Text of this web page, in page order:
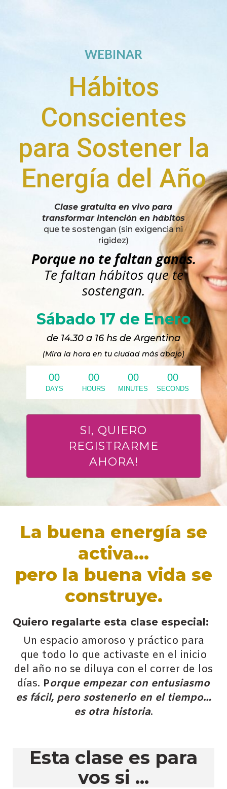
WEBINAR
Hábitos
Conscientes
para Sostener la
Energía del Año
Clase gratuita en vivo para
transformar intención en hábitos
que te sostengan (sin exigencia ni
rigidez)
Porque no te faltan ganas.
Te faltan hábitos que te
sostengan.
Sábado 17 de Enero
de 14.30 a 16 hs de Argentina
(Mira la hora en tu ciudad más abajo)
00
DAYS
00
HOURS
00
MINUTES
00
SECONDS
SI, QUIERO
REGISTRARME
AHORA!
La buena energía se
activa…
pero la buena vida se
construye.
Quiero regalarte esta clase especial:
Un espacio amoroso y práctico para
que todo lo que activaste en el inicio
del año no se diluya con el correr de los
días. Porque empezar con entusiasmo
es fácil, pero sostenerlo en el tiempo…
es otra historia.
Esta clase es para
vos si ...